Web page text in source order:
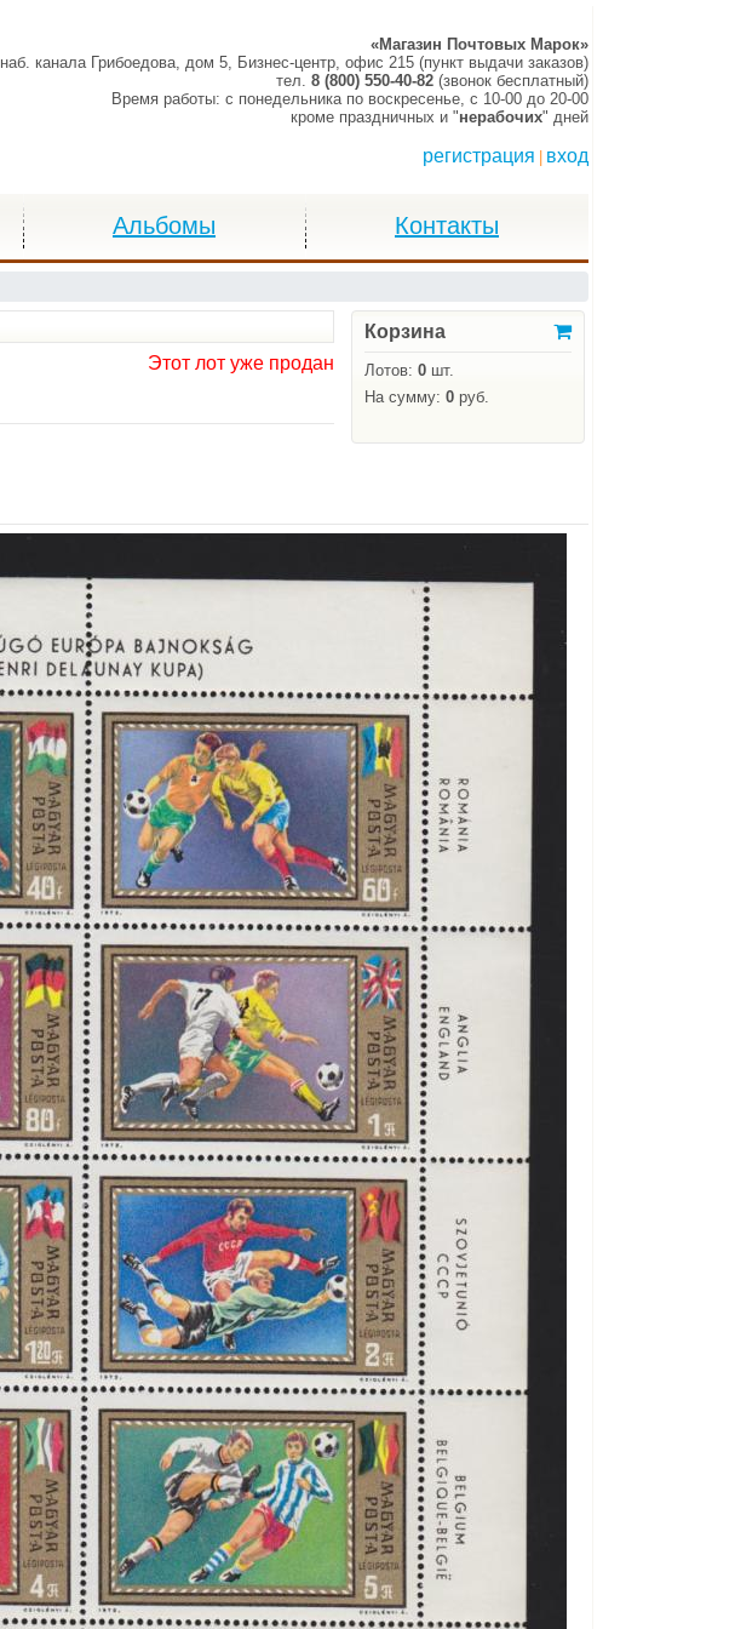
«Магазин Почтовых Марок»
наб. канала Грибоедова, дом 5, Бизнес-центр, офис 215 (пункт выдачи заказов)
тел. 8 (800) 550-40-82 (звонок бесплатный)
Время работы: c понедельника по воскресенье, c 10-00 до 20-00
кроме праздничных и "нерабочих" дней
регистрация вход
Альбомы Контакты
Корзина
Лотов:0 шт.
На сумму:0 руб.
Этот лот уже продан